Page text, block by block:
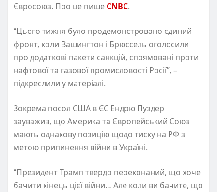
Євросоюз. Про це пише CNBC.
“Цього тижня було продемонстровано єдиний
фронт, коли Вашингтон і Брюссель оголосили
про додаткові пакети санкцій, спрямовані проти
нафтової та газової промисловості Росії”, –
підкреслили у матеріалі.
Зокрема посол США в ЄС Ендрю Пуздер
зауважив, що Америка та Європейський Союз
мають однакову позицію щодо тиску на РФ з
метою припинення війни в Україні.
“Президент Трамп твердо переконаний, що хоче
бачити кінець цієї війни… Але коли ви бачите, що